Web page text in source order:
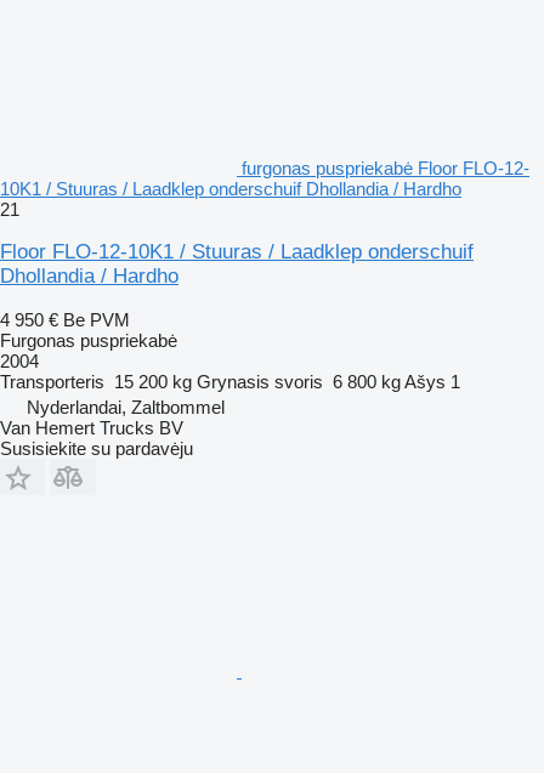
furgonas puspriekabė Floor FLO-12-
10K1 / Stuuras / Laadklep onderschuif Dhollandia / Hardho
21
Floor FLO-12-10K1 / Stuuras / Laadklep onderschuif
Dhollandia / Hardho
4 950 € Be PVM
Furgonas puspriekabė
2004
Transporteris 15 200 kg Grynasis svoris 6 800 kgAšys 1
Nyderlandai, Zaltbommel
Van Hemert Trucks BV
Susisiekite su pardavėju